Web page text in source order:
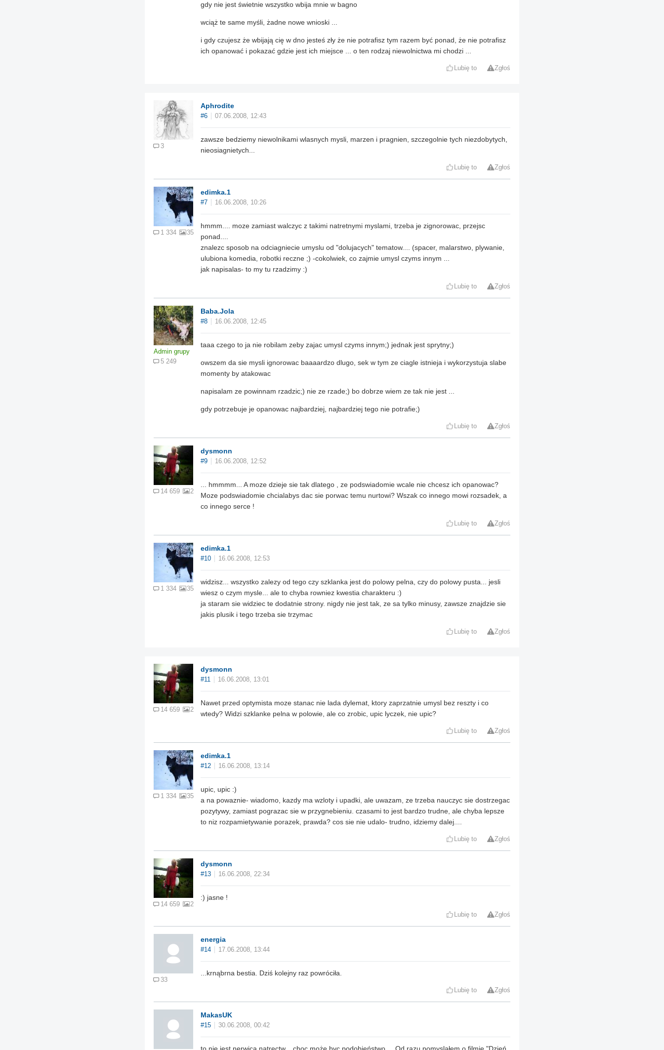
gdy nie jest świetnie wszystko wbija mnie w bagno
wciąż te same myśli, żadne nowe wnioski ...
i gdy czujesz że wbijają cię w dno jesteś zły że nie potrafisz tym razem być ponad, że nie potrafisz
ich opanować i pokazać gdzie jest ich miejsce ... o ten rodzaj niewolnictwa mi chodzi ...
Lubię to Zgłoś
3
Aphrodite
#6 07.06.2008, 12:43
zawsze bedziemy niewolnikami wlasnych mysli, marzen i pragnien, szczegolnie tych niezdobytych,
nieosiagnietych...
Lubię to Zgłoś
1 334 35
edimka.1
#7 16.06.2008, 10:26
hmmm.... moze zamiast walczyc z takimi natretnymi myslami, trzeba je zignorowac, przejsc
ponad....
znalezc sposob na odciagniecie umyslu od "dolujacych" tematow.... (spacer, malarstwo, plywanie,
ulubiona komedia, robotki reczne ;) -cokolwiek, co zajmie umysl czyms innym ...
jak napisalas- to my tu rzadzimy :)
Lubię to Zgłoś
Admin grupy
5 249
Baba.Jola
#8 16.06.2008, 12:45
taaa czego to ja nie robilam zeby zajac umysl czyms innym;) jednak jest sprytny;)
owszem da sie mysli ignorowac baaaardzo dlugo, sek w tym ze ciagle istnieja i wykorzystuja slabe
momenty by atakowac
napisalam ze powinnam rzadzic;) nie ze rzade;) bo dobrze wiem ze tak nie jest ...
gdy potrzebuje je opanowac najbardziej, najbardziej tego nie potrafie;)
Lubię to Zgłoś
14 659 2
dysmonn
#9 16.06.2008, 12:52
... hmmmm... A moze dzieje sie tak dlatego , ze podswiadomie wcale nie chcesz ich opanowac?
Moze podswiadomie chcialabys dac sie porwac temu nurtowi? Wszak co innego mowi rozsadek, a
co innego serce !
Lubię to Zgłoś
1 334 35
edimka.1
#10 16.06.2008, 12:53
widzisz... wszystko zalezy od tego czy szklanka jest do polowy pelna, czy do polowy pusta... jesli
wiesz o czym mysle... ale to chyba rowniez kwestia charakteru :)
ja staram sie widziec te dodatnie strony. nigdy nie jest tak, ze sa tylko minusy, zawsze znajdzie sie
jakis plusik i tego trzeba sie trzymac
Lubię to Zgłoś
14 659 2
dysmonn
#11 16.06.2008, 13:01
Nawet przed optymista moze stanac nie lada dylemat, ktory zaprzatnie umysl bez reszty i co
wtedy? Widzi szklanke pelna w polowie, ale co zrobic, upic lyczek, nie upic?
Lubię to Zgłoś
1 334 35
edimka.1
#12 16.06.2008, 13:14
upic, upic :)
a na powaznie- wiadomo, kazdy ma wzloty i upadki, ale uwazam, ze trzeba nauczyc sie dostrzegac
pozytywy, zamiast pograzac sie w przygnebieniu. czasami to jest bardzo trudne, ale chyba lepsze
to niz rozpamietywanie porazek, prawda? cos sie nie udalo- trudno, idziemy dalej....
Lubię to Zgłoś
14 659 2
dysmonn
#13 16.06.2008, 22:34
:) jasne !
Lubię to Zgłoś
33
energia
#14 17.06.2008, 13:44
...krnąbrna bestia. Dziś kolejny raz powróciła.
Lubię to Zgłoś
MakasUK
#15 30.06.2008, 00:42